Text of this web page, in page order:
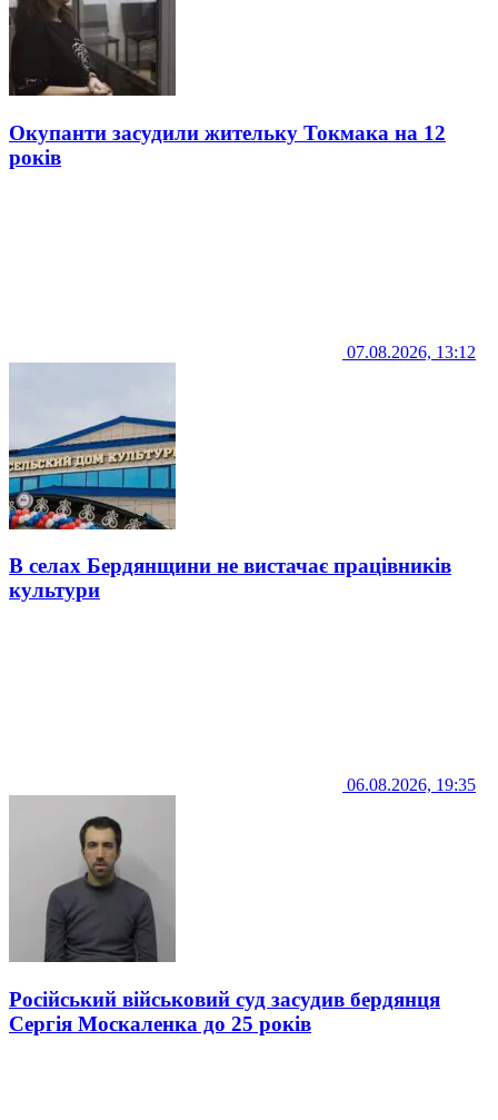
Окупанти засудили жительку Токмака на 12
років
07.08.2026, 13:12
В селах Бердянщини не вистачає працівників
культури
06.08.2026, 19:35
Російський військовий суд засудив бердянця
Сергія Москаленка до 25 років